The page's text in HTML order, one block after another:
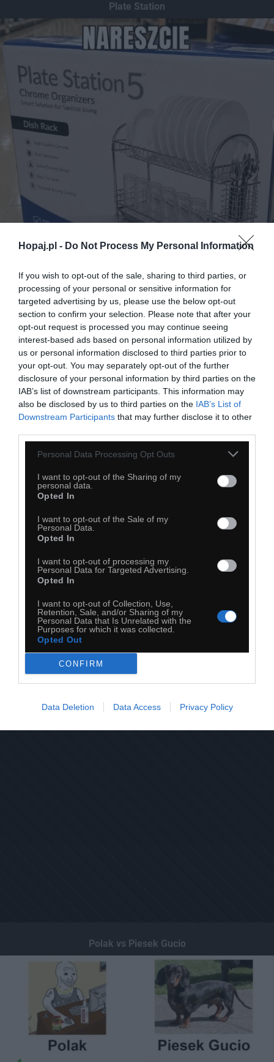
Hopaj.pl - Do Not Process My Personal Information
If you wish to opt-out of the sale, sharing to third parties, or
processing of your personal or sensitive information for
targeted advertising by us, please use the below opt-out
section to confirm your selection. Please note that after your
opt-out request is processed you may continue seeing
interest-based ads based on personal information utilized by
us or personal information disclosed to third parties prior to
your opt-out. You may separately opt-out of the further
disclosure of your personal information by third parties on the
IAB’s list of downstream participants. This information may
also be disclosed by us to third parties on the IAB’s List of
Downstream Participants that may further disclose it to other
Personal Data Processing Opt Outs
I want to opt-out of the Sharing of my
personal data.
Opted In
I want to opt-out of the Sale of my
Personal Data.
Opted In
I want to opt-out of processing my
Personal Data for Targeted Advertising.
Opted In
I want to opt-out of Collection, Use,
Retention, Sale, and/or Sharing of my
Personal Data that Is Unrelated with the
Purposes for which it was collected.
Opted Out
CONFIRM
Data Deletion Data Access Privacy Policy
Plate Station
28
Kopiuj link
Dodaj do ulubionych Dodaj do przyjaciół
Najbardziej biedacka rzecz
20
Polak vs Piesek Gucio